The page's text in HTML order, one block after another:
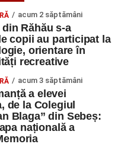
acum 2 săptămâni
Răhău s-a
copii au participat la
orientare în
recreative
acum 3 săptămâni
a elevei
de la Colegiul
Blaga” din Sebeș:
națională a